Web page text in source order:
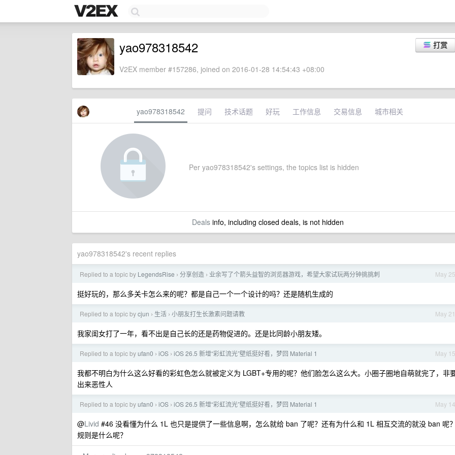
打赏
yao978318542
V2EX member #157286, joined on 2016-01-28 14:54:43 +08:00
yao978318542 提问 技术话题 好玩 工作信息 交易信息 城市相关
Per yao978318542's settings, the topics list is hidden
Dealsinfo, including closed deals, is not hidden
yao978318542's recent replies
May 25
Replied to a topic by LegendsRise › 分享创造 › 业余写了个箭头益智的浏览器游戏，希望大家试玩两分钟挑挑刺
挺好玩的，那么多关卡怎么来的呢？都是自己一个一个设计的吗？还是随机生成的
May 21
Replied to a topic bycjun › 生活 › 小朋友打生长激素问题请教
我家闺女打了一年，看不出是自己长的还是药物促进的。还是比同龄小朋友矮。
May 15
Replied to a topic byufan0 › iOS › iOS 26.5 新增“彩虹流光”壁纸挺好看，梦回 Material 1
我都不明白为什么这么好看的彩虹色怎么就被定义为 LGBT+专用的呢？他们脸怎么这么大。小圈子圈地自萌就完了，非
出来恶性人
May 14
Replied to a topic byufan0 › iOS › iOS 26.5 新增“彩虹流光”壁纸挺好看，梦回 Material 1
@Livid #46 没看懂为什么 1L 也只是提供了一些信息啊，怎么就给 ban 了呢？还有为什么和 1L 相互交流的就没 ban 呢？
规则是什么呢？